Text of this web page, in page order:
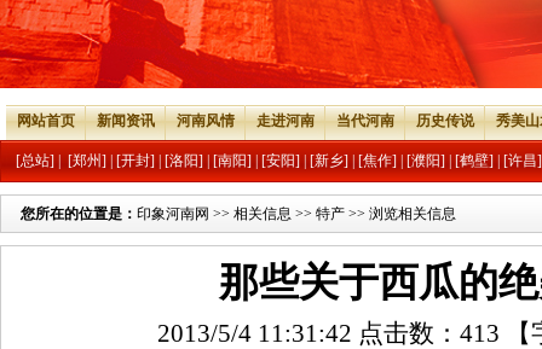
网站首页 新闻资讯 河南风情 走进河南 当代河南 历史传说 秀美
[总站] [郑州] [开封] [洛阳] [南阳] [安阳] [新乡] [焦作] [濮阳] [鹤壁] [许昌]
您所在的位置是： 印象河南网 >> 相关信息 >> 特产 >> 浏览相关信息
那些关于西瓜的
2013/5/4 11:31:42 点击数： 413